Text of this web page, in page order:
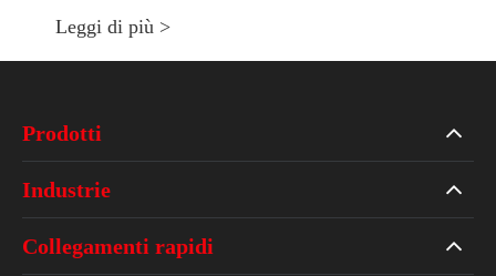
Leggi di più >
Prodotti
Industrie
Collegamenti rapidi